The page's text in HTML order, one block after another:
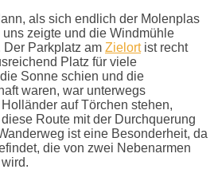
als sich endlich der Molenplas
zeigte und die Windmühle
Parkplatz am Zielortist recht
Platz für viele
Sonne schien und die
waren, war unterwegs
auf Törchen stehen,
Route mit der Durchquerung
ist eine Besonderheit, da
die von zwei Nebenarmen